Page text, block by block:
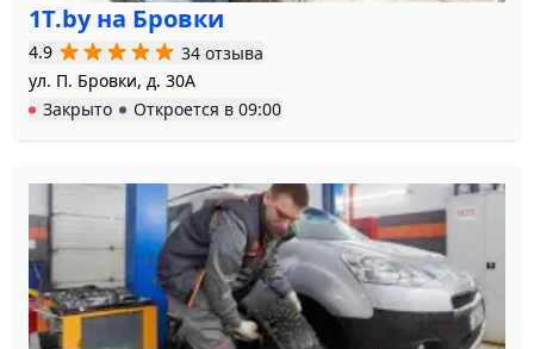
1T.by на Бровки
4.9
34 отзыва
ул. П. Бровки, д. 30А
Закрыто
Откроется в 09:00